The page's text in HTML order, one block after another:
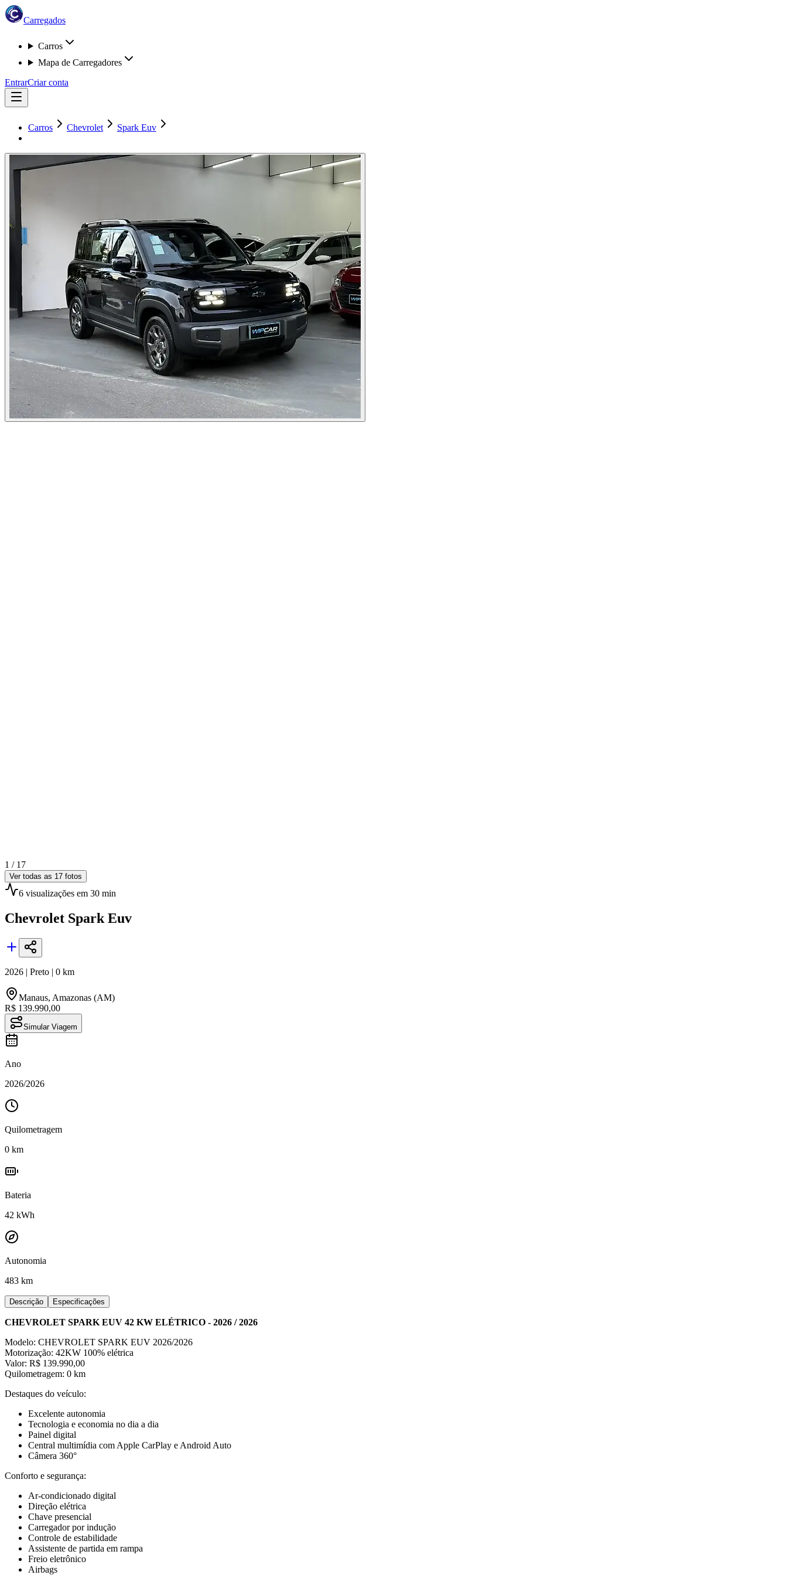
Carregados
Carros
Mapa de Carregadores
EntrarCriar conta
Carros Chevrolet Spark Euv
1 / 17
Ver todas as 17 fotos
6 visualizações em 30 min
Chevrolet Spark Euv
2026 | Preto | 0 km
Manaus, Amazonas (AM)
R$ 139.990,00
Simular Viagem
Ano
2026/2026
Quilometragem
0 km
Bateria
42 kWh
Autonomia
483 km
Descrição Especificações
CHEVROLET SPARK EUV 42 KW ELÉTRICO - 2026 / 2026
Modelo: CHEVROLET SPARK EUV 2026/2026
Motorização: 42KW 100% elétrica
Valor: R$ 139.990,00
Quilometragem: 0 km
Destaques do veículo:
Excelente autonomia
Tecnologia e economia no dia a dia
Painel digital
Central multimídia com Apple CarPlay e Android Auto
Câmera 360°
Conforto e segurança:
Ar-condicionado digital
Direção elétrica
Chave presencial
Carregador por indução
Controle de estabilidade
Assistente de partida em rampa
Freio eletrônico
Airbags